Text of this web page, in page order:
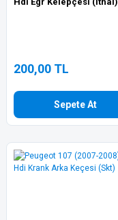
200,00 TL
Sepete At